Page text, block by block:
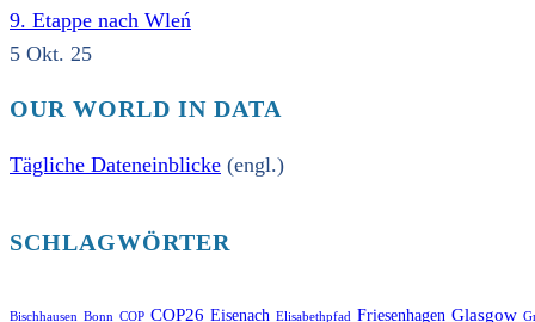
9. Etappe nach Wleń
5 Okt. 25
OUR WORLD IN DATA
Tägliche Dateneinblicke (engl.)
SCHLAGWÖRTER
Bischhausen Bonn COP COP26 Eisenach Elisabethpfad Friesenhagen Glasgow